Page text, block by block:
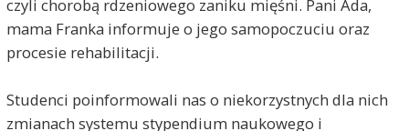
czyli chorobą rdzeniowego zaniku mięśni. Pani Ada,
mama Franka informuje o jego samopoczuciu oraz
procesie rehabilitacji.
Studenci poinformowali nas o niekorzystnych dla nich
zmianach systemu stypendium naukowego i